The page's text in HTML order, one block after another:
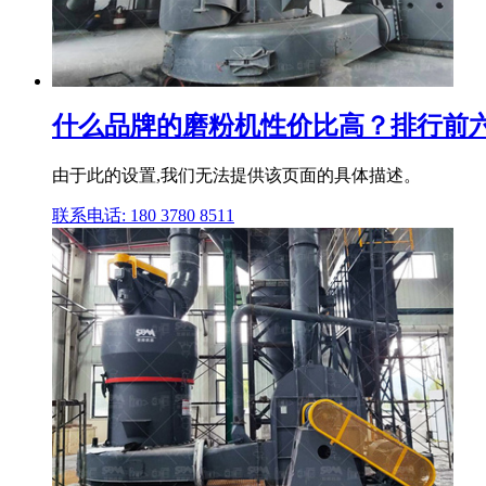
什么品牌的磨粉机性价比高？排行前
由于此的设置,我们无法提供该页面的具体描述。
联系电话: 180 3780 8511